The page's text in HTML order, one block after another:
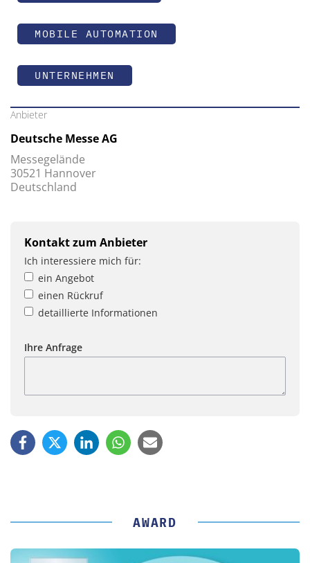
MOBILE AUTOMATION
UNTERNEHMEN
Anbieter
Deutsche Messe AG
Messegelände
30521 Hannover
Deutschland
Kontakt zum Anbieter
Ich interessiere mich für:
ein Angebot
einen Rückruf
detaillierte Informationen
Ihre Anfrage
AWARD